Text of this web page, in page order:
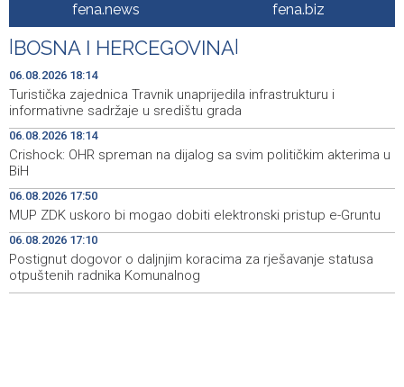
Announcement of events for Friday, 7 August 2026
19:55
Drugi Festival bakri okupio mještane i posjetitelje kod
Livna
19:45
Novi Travnik receives first direct EU funding for UNESCO
19:33
Crishock: OHR maintains an open dialogue with all
political stakeholders in BiH
19:32
Velika nagrada Britanije ostaje u MotoGP kalendaru do
2028. godine
19:29
Španska krajnja ljevica i desnica ujedinjene protiv
Maroka kao suorganizatora SP 2030.
fena.news fena.biz
BOSNA I HERCEGOVINA
06.08.2026 18:14
Turistička zajednica Travnik unaprijedila infrastrukturu i
informativne sadržaje u središtu grada
06.08.2026 18:14
Crishock: OHR spreman na dijalog sa svim političkim akterima u
BiH
06.08.2026 17:50
MUP ZDK uskoro bi mogao dobiti elektronski pristup e-Gruntu
06.08.2026 17:10
Postignut dogovor o daljnjim koracima za rješavanje statusa
otpuštenih radnika Komunalnog